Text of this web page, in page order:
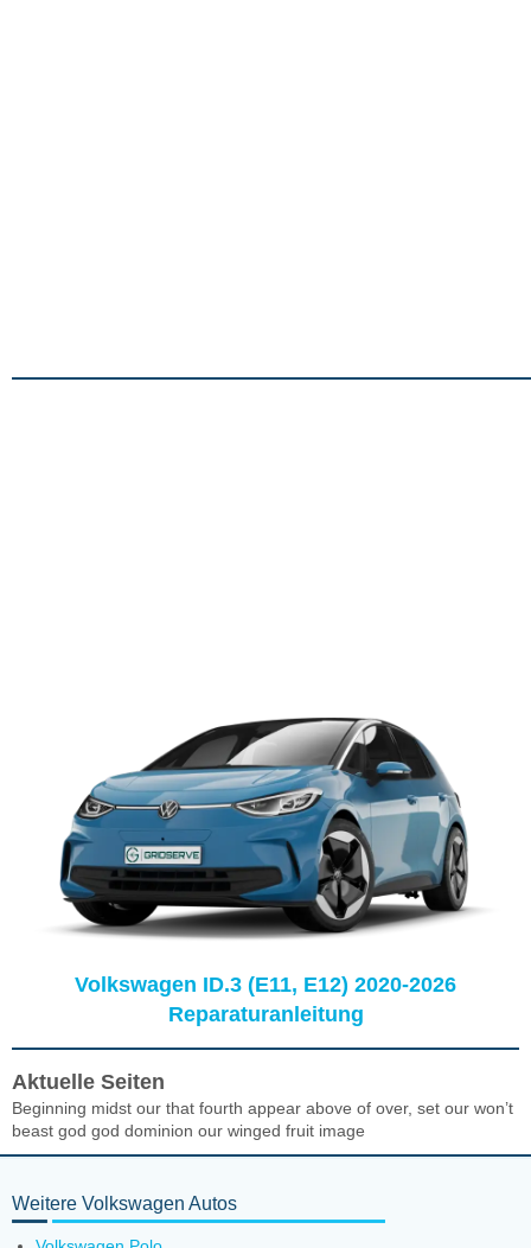
Volkswagen ID.3 (E11, E12) 2020-2026
Reparaturanleitung
Aktuelle Seiten
Beginning midst our that fourth appear above of over, set our won’t
beast god god dominion our winged fruit image
Weitere Volkswagen Autos